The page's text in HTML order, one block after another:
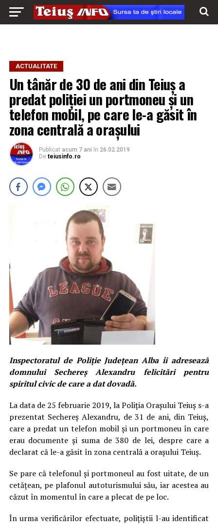
ACTUALITATE
Un tânăr de 30 de ani din Teiuş a
predat poliţiei un portmoneu şi un
telefon mobil, pe care le-a găsit în
zona centrală a oraşului
Publicat acum 7 ani în 26.02.2019
De teiusinfo.ro
Inspectoratul de Poliţie Judeţean Alba îi adresează
domnului Sechereş Alexandru felicitări pentru
spiritul civic de care a dat dovadă.
La data de 25 februarie 2019, la Poliţia Oraşului Teiuş s-a
prezentat Sechereş Alexandru, de 31 de ani, din Teiuş,
care a predat un telefon mobil şi un portmoneu în care
erau documente şi suma de 380 de lei, despre care a
declarat că le-a găsit în zona centrală a oraşului Teiuş.
Se pare că telefonul şi portmoneul au fost uitate, de un
cetățean, pe plafonul autoturismului său, iar acestea au
căzut în momentul în care a plecat de pe loc.
În urma verificărilor efectuate, poliţiştii l-au identificat